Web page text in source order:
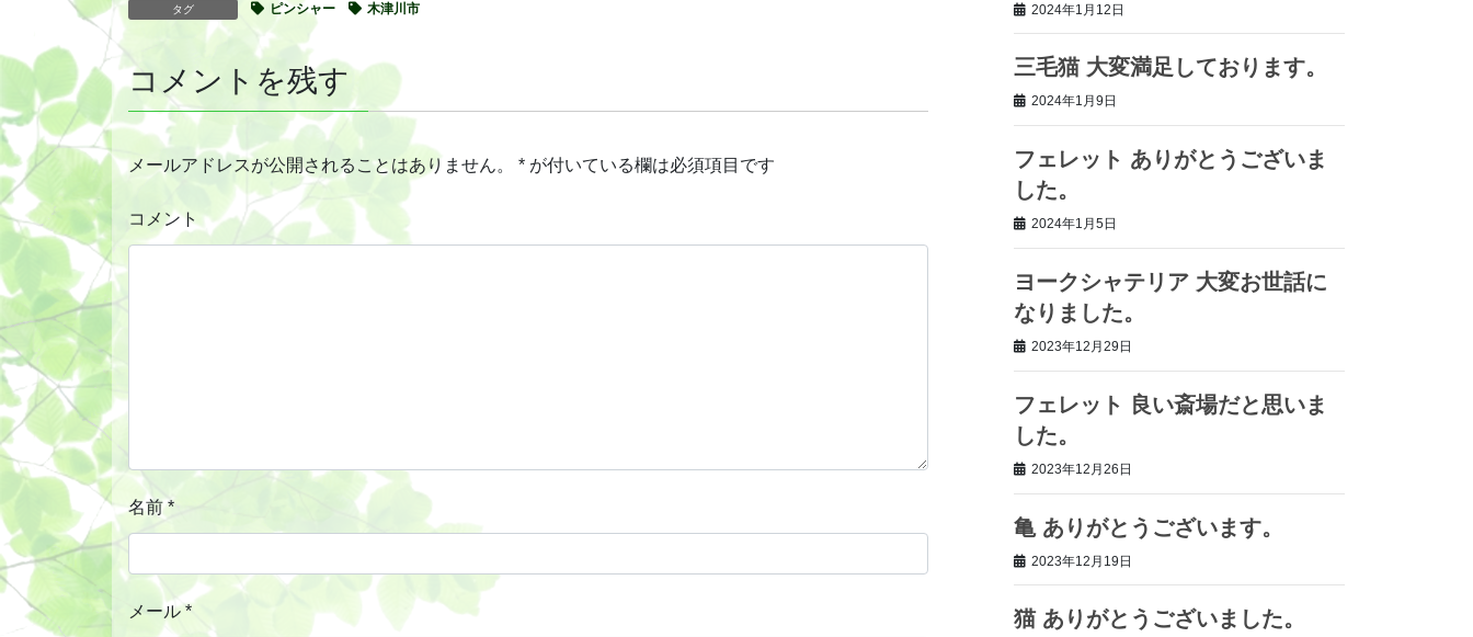
タグ ピンシャー 木津川市
コメントを残す
メールアドレスが公開されることはありません。 * が付いている欄は必須項目です
コメント
名前*
メール *
2024年1月12日
三毛猫 大変満足しております。
2024年1月9日
フェレット ありがとうございま
した。
2024年1月5日
ヨークシャテリア 大変お世話に
なりました。
2023年12月29日
フェレット 良い斎場だと思いま
した。
2023年12月26日
亀 ありがとうございます。
2023年12月19日
猫 ありがとうございました。